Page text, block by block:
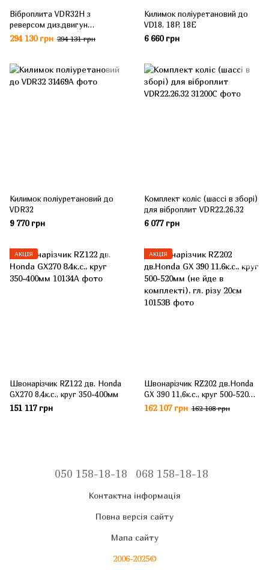
Віброплита VDR32H з
реверсом диз.двигун
HATZ1B20 4,6к.с. 215кг. розмір
плити 500*750мм (з колесами)
294 130 грн 294 131 грн
Килимок поліуретановий до
VD18, 18P, 18E
6 660 грн
Килимок поліуретановий до
VDR32
9 770 грн
Комплект коліс (шассі в зборі)
для віброплит VDR22,26,32
6 077 грн
АКЦІЯ
Швонарізчик RZ122 дв. Honda
GX270 8,4к.с., круг 350-400мм
151 117 грн
АКЦІЯ
Швонарізчик RZ202 дв.Honda
GX 390 11,6к.с., круг 500-520мм
(не йде в комплекті), гл. різу
162 107 грн 162 108 грн
050 158-18-18 068 158-18-18
Контактна інформація
Повна версія сайту
Мапа сайту
2006-2025©